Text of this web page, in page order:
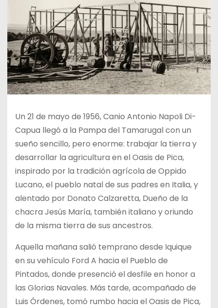
Un 21 de mayo de 1956, Canio Antonio Napoli Di-
Capua llegó a la Pampa del Tamarugal con un
sueño sencillo, pero enorme: trabajar la tierra y
desarrollar la agricultura en el Oasis de Pica,
inspirado por la tradición agrícola de Oppido
Lucano, el pueblo natal de sus padres en Italia, y
alentado por Donato Calzaretta, Dueño de la
chacra Jesús María, también italiano y oriundo
de la misma tierra de sus ancestros.
Aquella mañana salió temprano desde Iquique
en su vehículo Ford A hacia el Pueblo de
Pintados, donde presenció el desfile en honor a
las Glorias Navales. Más tarde, acompañado de
Luis Órdenes, tomó rumbo hacia el Oasis de Pica,